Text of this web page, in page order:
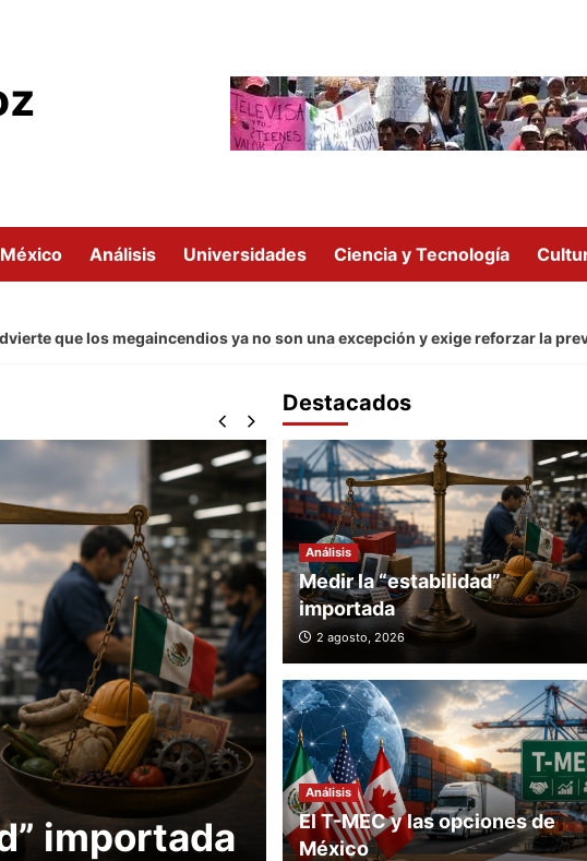
México Análisis Universidades Ciencia y Tecnología
que los megaincendios ya no son una excepción y exige reforzar la
importada
Internacional
ONU advierte
megaincendios
excepción y
prevención
climático
Destacados
Análisis
Medir la “estabilidad”
importada
2 agosto, 2026
Análisis
El T-MEC y las opciones de
México